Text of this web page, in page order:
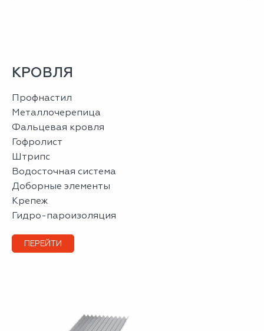
КРОВЛЯ
профнастил
металлочерепица
фальцевая кровля
гофролист
штрипс
водосточная система
доборные элементы
крепеж
гидро-пароизоляция
ПЕРЕЙТИ